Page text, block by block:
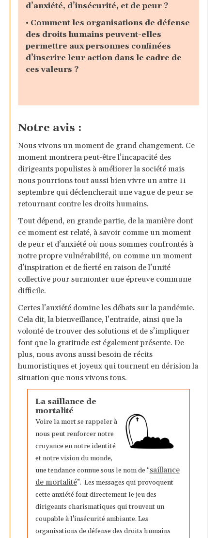
d’anxiété, d’insécurité, et de peur ?
• Comment les organisations de défense
des droits humains peuvent-elles
permettre aux personnes confinées
d’inscrire leur action dans le cadre de
ces valeurs ?
Notre avis :
Nous vivons un moment de grand changement. Ce
moment montrera peut-être l’incapacité des
dirigeants populistes à améliorer la société mais
nous pourrions tout aussi bien vivre un autre 11
septembre qui déclencherait une vague de peur se
retournant contre les droits humains.
Tout dépend, en grande partie, de la manière dont
ce moment est relaté, à savoir comme un moment
de peur et d’anxiété où nous sommes confrontés à
notre propre vulnérabilité, ou comme un moment
d’inspiration et de fierté en raison de l’unité
collective pour surmonter une épreuve commune
difficile.
Certes l’anxiété domine les débats sur la pandémie.
Cela dit, la bienveillance, l’entraide, ainsi que la
volonté de trouver des solutions et de s’impliquer
font que la gratitude est également présente. De
plus, nous avons aussi besoin de récits
humoristiques et joyeux qui tournent en dérision la
situation que nous vivons tous.
La saillance de
mortalité
Voire la mort se rappeler à
nous peut renforcer notre
croyance en notre identité
et notre vision du monde,
une tendance connue sous le nom de “saillance
de mortalité”. Les messages qui provoquent
cette anxiété font directement le jeu des
dirigeants charismatiques qui trouvent un
coupable à l'insécurité ambiante. Les
organisations de défense des droits humains